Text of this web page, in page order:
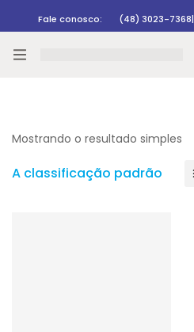
Fale conosco: (48) 3023-7368|
Mostrando o resultado simples
A classificação padrão